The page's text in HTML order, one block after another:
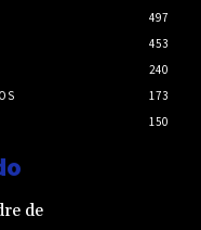
497
453
240
173
150
de